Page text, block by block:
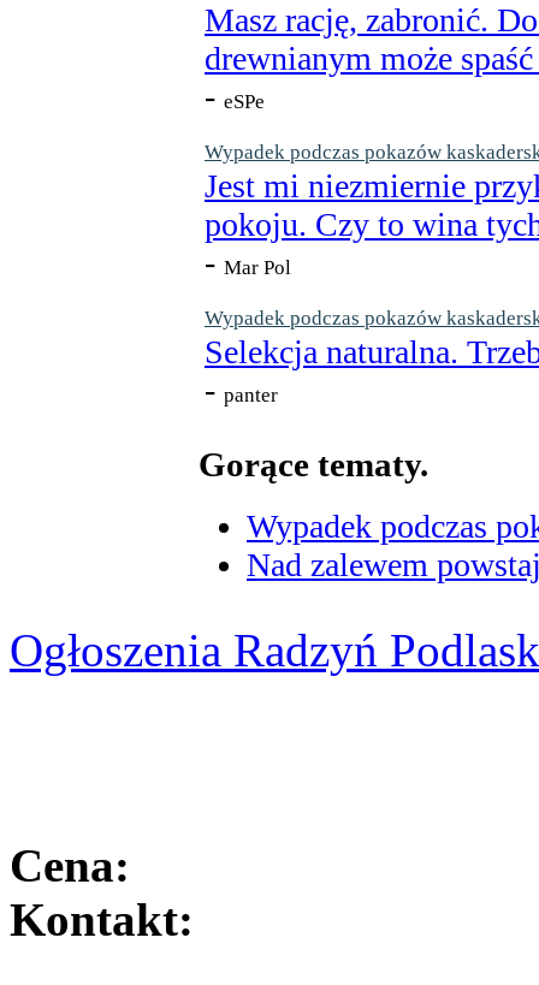
Masz rację, zabronić.
drewnianym może
- eSPe
Wypadek podczas pokazów
Jest mi niezmiernie
pokoju. Czy to wina
- Mar Pol
Wypadek podczas pokazów
Selekcja naturalna.
- panter
Gorące tematy.
Wypadek podczas
Nad zalewem
Ogłoszenia Radzyń
Cena:
Kontakt: